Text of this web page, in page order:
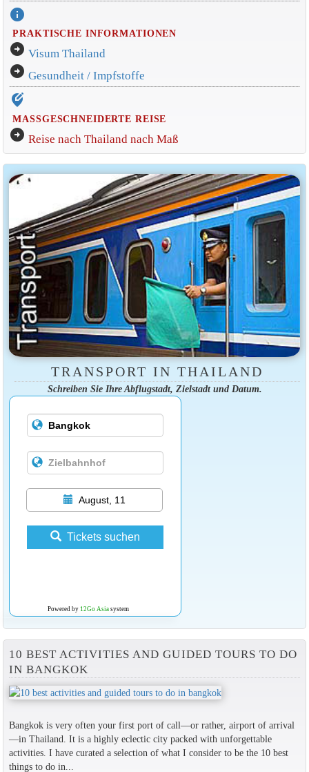
info
PRAKTISCHE INFORMATIONEN
arrow_circle_right Visum Thailand
arrow_circle_right Gesundheit / Impfstoffe
edit_location_alt
MASSGESCHNEIDERTE REISE
arrow_circle_right Reise nach Thailand nach Maß
TRANSPORT IN THAILAND
Schreiben Sie Ihre Abflugstadt, Zielstadt und Datum.
August, 11
Tickets suchen
Powered by 12Go Asiasystem
10 BEST ACTIVITIES AND GUIDED TOURS TO DO
IN BANGKOK
Bangkok is very often your first port of call—or rather, airport of arrival
—in Thailand. It is a highly eclectic city packed with unforgettable
activities. I have curated a selection of what I consider to be the 10 best
things to do in...